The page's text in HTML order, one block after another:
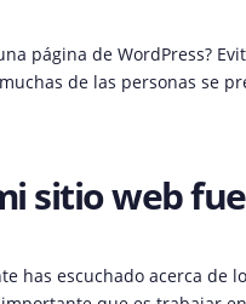
página de WordPress?
de las personas se
sitio web
has escuchado acerca